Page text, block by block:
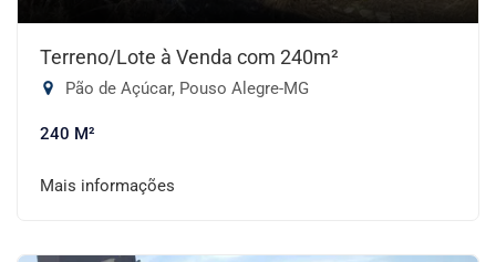
Terreno/Lote à Venda com 240m²
Pão de Açúcar, Pouso Alegre-MG
240 M²
Mais informações